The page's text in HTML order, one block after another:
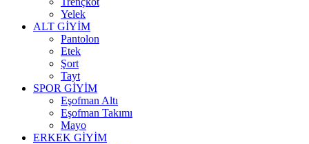
Yelek
ALT GİYİM
Pantolon
Etek
Şort
Tayt
SPOR GİYİM
Eşofman Altı
Eşofman Takımı
Mayo
ERKEK GİYİM